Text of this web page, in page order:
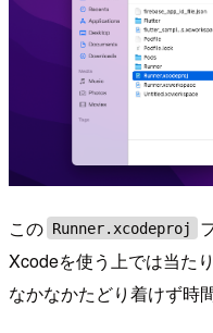
この Runner.xcodeproj
Xcodeを使う上では当た
なかなかたどり着けず時